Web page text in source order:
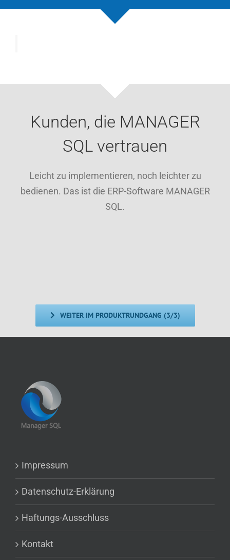
Kunden, die MANAGER
SQL vertrauen
Leicht zu implementieren, noch leichter zu
bedienen. Das ist die ERP-Software MANAGER
SQL.
WEITER IM PRODUKTRUNDGANG (3/3)
Impressum
Datenschutz-Erklärung
Haftungs-Ausschluss
Kontakt